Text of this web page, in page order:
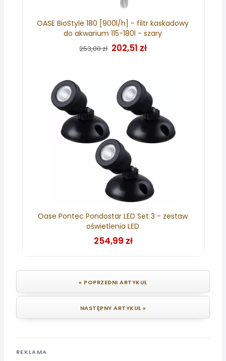
OASE BioStyle 180 [900l/h] - filtr kaskadowy
do akwarium 115-180l - szary
253,00 zł 202,51 zł
Oase Pontec Pondostar LED Set 3 - zestaw
oświetlenia LED
254,99 zł
« POPRZEDNI ARTYKUŁ
NASTĘPNY ARTYKUŁ »
REKLAMA